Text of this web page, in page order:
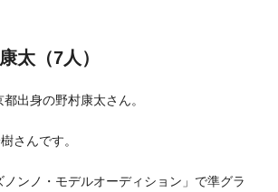
太（7人）
出身の野村康太さん。
さんです。
ンノ・モデルオーディション」で準グラ